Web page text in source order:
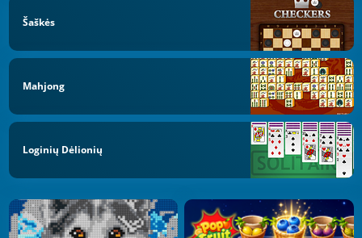
Šaškės
Mahjong
Loginių Dėlionių